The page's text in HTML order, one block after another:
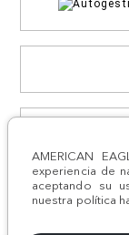
AMERICAN
experiencia de
aceptando su
nuestra política